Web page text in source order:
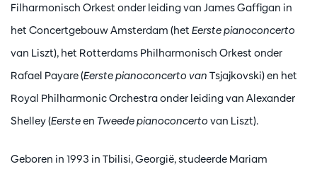
Filharmonisch Orkest onder leiding van James Gaffigan in
het Concertgebouw Amsterdam (het Eerste pianoconcerto
van Liszt), het Rotterdams Philharmonisch Orkest onder
Rafael Payare (Eerste pianoconcerto van Tsjajkovski) en het
Royal Philharmonic Orchestra onder leiding van Alexander
Shelley (Eersteen Tweede pianoconcerto van Liszt).
Geboren in 1993 in Tbilisi, Georgië, studeerde Mariam